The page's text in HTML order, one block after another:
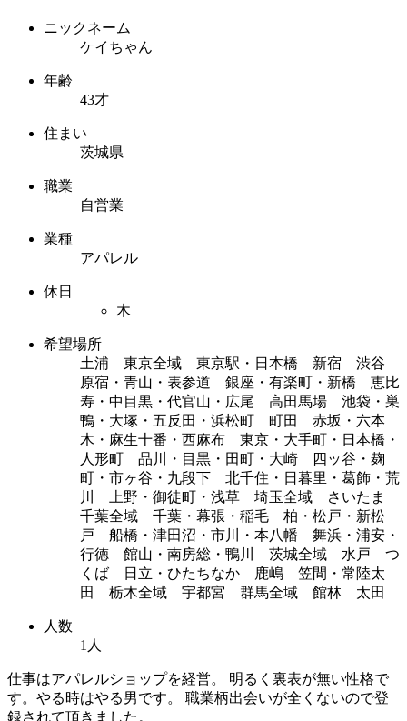
ニックネーム
ケイちゃん
年齢
43才
住まい
茨城県
職業
自営業
業種
アパレル
休日
木
希望場所
土浦 東京全域 東京駅・日本橋 新宿 渋谷
原宿・青山・表参道 銀座・有楽町・新橋 恵比
寿・中目黒・代官山・広尾 高田馬場 池袋・巣
鴨・大塚・五反田・浜松町 町田 赤坂・六本
木・麻生十番・西麻布 東京・大手町・日本橋・
人形町 品川・目黒・田町・大崎 四ッ谷・麹
町・市ヶ谷・九段下 北千住・日暮里・葛飾・荒
川 上野・御徒町・浅草 埼玉全域 さいたま
千葉全域 千葉・幕張・稲毛 柏・松戸・新松
戸 船橋・津田沼・市川・本八幡 舞浜・浦安・
行徳 館山・南房総・鴨川 茨城全域 水戸 つ
くば 日立・ひたちなか 鹿嶋 笠間・常陸太
田 栃木全域 宇都宮 群馬全域 館林 太田
人数
1人
仕事はアパレルショップを経営。 明るく裏表が無い性格で
す。やる時はやる男です。 職業柄出会いが全くないので登
録されて頂きました。